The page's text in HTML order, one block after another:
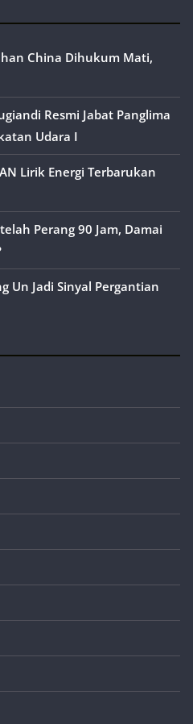
China Dihukum Mati,
Resmi Jabat Panglima
Udara I
Lirik Energi Terbarukan
Perang 90 Jam, Damai
Un Jadi Sinyal Pergantian